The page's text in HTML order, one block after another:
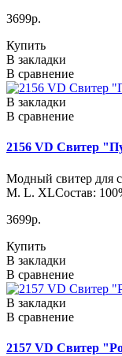
3699р.
Купить
В закладки
В сравнение
В закладки
В сравнение
2156 VD Свитер
Модный свитер для
M. L. XLСостав:
3699р.
Купить
В закладки
В сравнение
В закладки
В сравнение
2157 VD Свитер